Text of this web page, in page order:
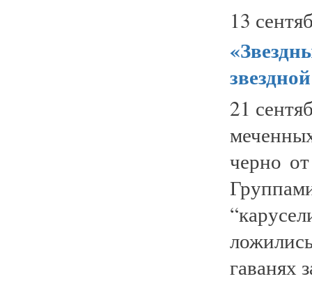
13
21
черно
гаванях